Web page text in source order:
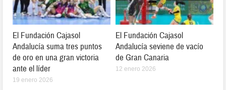
El Fundación Cajasol
Andalucía suma tres puntos
de oro en una gran victoria
ante el líder
19 enero 2026
El Fundación Cajasol
Andalucía seviene de vacío
de Gran Canaria
12 enero 2026